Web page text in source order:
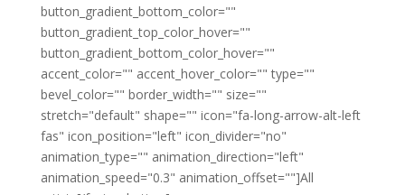
button_gradient_bottom_color=""
button_gradient_top_color_hover=""
button_gradient_bottom_color_hover=""
accent_color="" accent_hover_color="" type=""
bevel_color="" border_width="" size=""
stretch="default" shape="" icon="fa-long-arrow-alt-left
fas" icon_position="left" icon_divider="no"
animation_type="" animation_direction="left"
animation_speed="0.3" animation_offset=""]All